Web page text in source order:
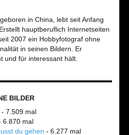
, geboren in China, lebt seit Anfang
hauptberuflich Internetseiten
2007 ein Hobbyfotograf ohne
in seinen Bildern. Er
und für interessant hält.
BILDER
- 7.509 mal
6.870 mal
du gehen - 6.277 mal